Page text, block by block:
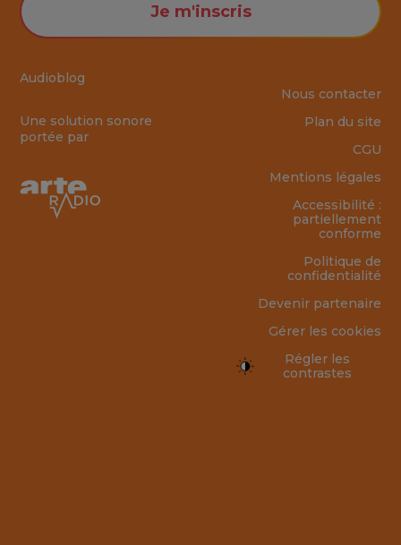
Audioblog
Une solution sonore
portée par
Je m'inscris
Nous contacter
Plan du site
CGU
Mentions légales
Accessibilité :
partiellement
conforme
Politique de
confidentialité
Devenir partenaire
Gérer les cookies
Régler les
contrastes